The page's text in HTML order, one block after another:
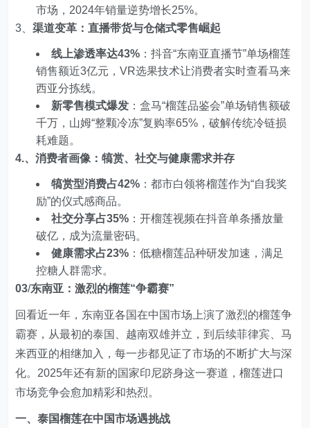
市场，2024年销量逆势增长25%。
3、渠道变革：直播带货与仓储式零售崛起
线上渗透率达43% ：抖音“东南亚直播节”单场榴莲
销售额近3亿元，VR选果技术让消费者实时查看马来
西亚分拣线。
新零售模式爆发 ：盒马“榴莲品鉴会”单场销售额破
千万，山姆“整颗冷冻”复购率65%，破解传统冷链损
耗难题。
4.、消费者画像：犒赏、社交与健康需求并存
犒赏型消费占42% ：都市白领将榴莲作为“自我奖
励”的仪式感商品。
社交分享占35% ：开榴莲视频在抖音单条播放量
破亿，成为流量密码。
健康需求占23% ：低糖榴莲品种研发加速，满足
控糖人群需求。
03/东南亚：激烈的榴莲“争霸赛”
回看近一年，东南亚各国在中国市场上演了激烈的榴莲争
霸赛，从最初的泰国、越南双雄并立，到后续菲律宾、马
来西亚的相继加入，每一步都见证了市场的不断扩大与深
化。2025年还有新的国家印尼跻身这一赛道，榴莲进口
市场竞争会愈加精彩和热烈。
一、泰国榴莲在中国市场遇挑战